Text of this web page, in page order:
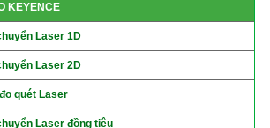
KEYENCE
Laser 1D
Laser 2D
quét Laser
Laser đồng tiêu